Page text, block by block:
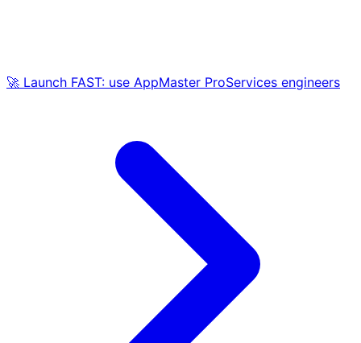
🚀 Launch FAST: use AppMaster ProServices engineers